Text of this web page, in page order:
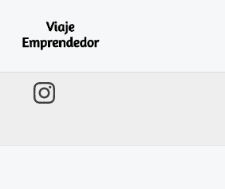
contenido